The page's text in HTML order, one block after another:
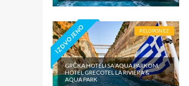
IZDVOJENO PELOPONEZ
GRČKA HOTELI SA AQUA PARKOM,
HOTEL GRECOTEL LA RIVIERA &
AQUA PARK